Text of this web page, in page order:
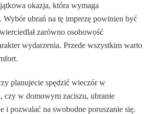
okazja, która wymaga
Wybór ubrań na tę imprezę powinien być
zarówno osobowość
wydarzenia. Przede wszystkim warto
planujecie spędzić wieczór w
czy w domowym zaciszu, ubranie
i pozwalać na swobodne poruszanie się.